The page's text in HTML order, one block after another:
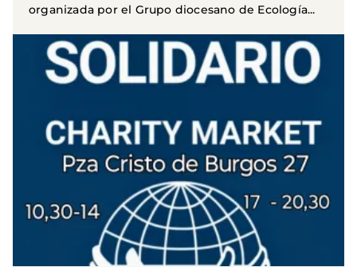
organizada por el Grupo diocesano de Ecología...